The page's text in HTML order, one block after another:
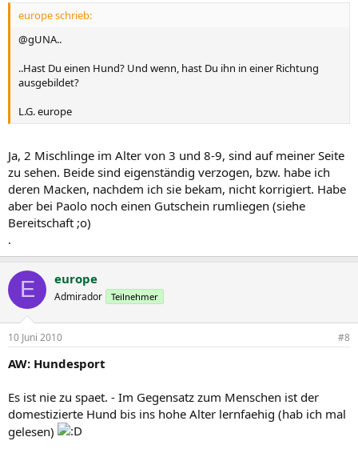
europe schrieb:
@gUNA..
..Hast Du einen Hund? Und wenn, hast Du ihn in einer Richtung
ausgebildet?
L.G. europe
Ja, 2 Mischlinge im Alter von 3 und 8-9, sind auf meiner Seite
zu sehen. Beide sind eigenständig verzogen, bzw. habe ich
deren Macken, nachdem ich sie bekam, nicht korrigiert. Habe
aber bei Paolo noch einen Gutschein rumliegen (siehe
Bereitschaft ;o)
.
E europe
Admirador Teilnehmer
10 Juni 2010 #8
AW: Hundesport
Es ist nie zu spaet. - Im Gegensatz zum Menschen ist der
domestizierte Hund bis ins hohe Alter lernfaehig (hab ich mal
gelesen)